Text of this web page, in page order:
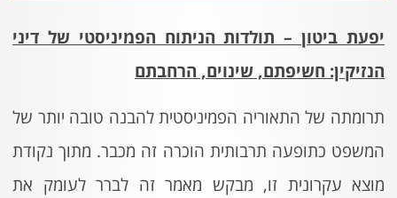
יפעת ביטון – תולדות הניתוח הפמיניסטי של דיני
הנזיקין: חשיפתם, שינוים, הרחבתם
תרומתה של התאוריה הפמיניסטית להבנה טובה יותר של
המשפט כתופעה תרבותית הוכרה זה מכבר. מתוך נקודת
מוצא עקרונית זו, מבקש מאמר זה לברר לעומק את